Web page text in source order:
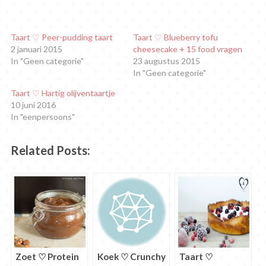
in
een
nieuw
venster
geopend)
in
een
nieuw
venster
geopend)
in
een
venster
geopend)
in
een
een
nieuw
venster
geopend)
in
een
nieuw
geopend)
Taart ♡ Peer-pudding taart
2 januari 2015
In "Geen categorie"
Taart ♡ Blueberry tofu
cheesecake + 15 food vragen
23 augustus 2015
In "Geen categorie"
Taart ♡ Hartig olijventaartje
10 juni 2016
In "eenpersoons"
Related Posts:
Zoet ♡ Protein
Koek ♡ Crunchy
Taart ♡